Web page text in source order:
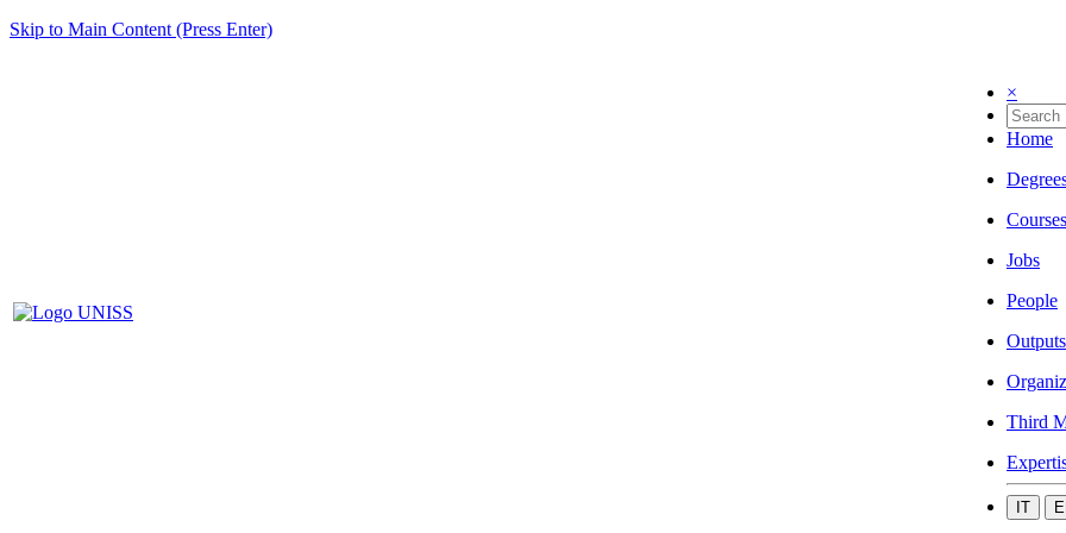
Skip to Main Content (Press Enter)
×
Home
Courses
Jobs
People
Outputs
Third
IT